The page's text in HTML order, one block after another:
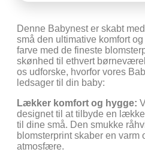
Denne Babynest er skabt
små den ultimative komfort
farve med de fineste
skønhed til ethvert
os udforske, hvorfor vores
ledsager til din baby:
Lækker komfort og hygge:
designet til at tilbyde en
til dine små. Den smukke
blomsterprint skaber en varm
atmosfære.